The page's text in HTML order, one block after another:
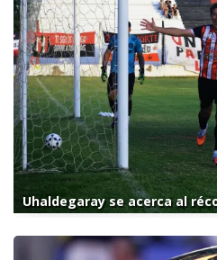
Uhaldegaray se acerca al